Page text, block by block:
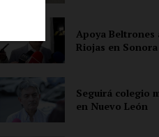
Apoya Beltrones
Riojas en Sonora
Seguirá colegio
en Nuevo León